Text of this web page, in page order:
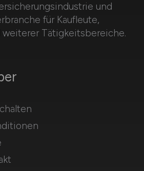
und
für Kaufleute,
Tätigkeitsbereiche.